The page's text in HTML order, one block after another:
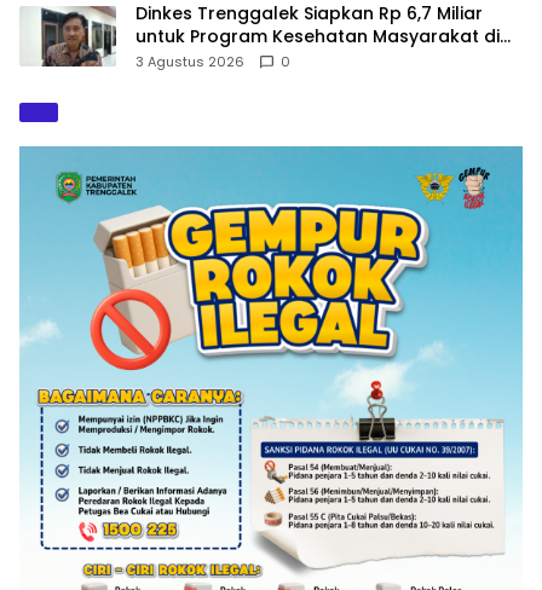
Dinkes Trenggalek Siapkan Rp 6,7 Miliar
untuk Program Kesehatan Masyarakat di
2027
3 Agustus 2026 0